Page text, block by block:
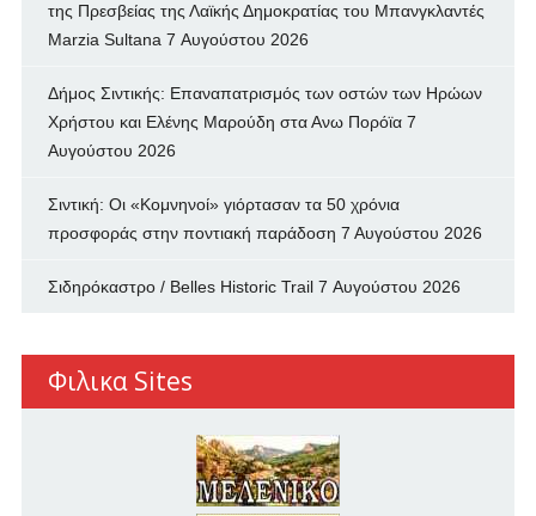
της Πρεσβείας της Λαϊκής Δημοκρατίας του Μπανγκλαντές
Marzia Sultana 7 Αυγούστου 2026
Δήμος Σιντικής: Επαναπατρισμός των oστών των Ηρώων
Χρήστου και Ελένης Μαρούδη στα Ανω Πορόϊα 7
Αυγούστου 2026
Σιντική: Οι «Κομνηνοί» γιόρτασαν τα 50 χρόνια
προσφοράς στην ποντιακή παράδοση 7 Αυγούστου 2026
Σιδηρόκαστρο / Belles Historic Trail 7 Αυγούστου 2026
Φιλικα Sites